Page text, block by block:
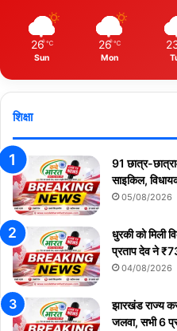
26 ℃
Sun
26 ℃
Mon
शिक्षा
91 छात्र-
साइकिल,
05/08/2026
धुरकी को मिली
प्रताप देव ने
04/08/2026
झारखंड राज्य
जलवा, सभी 6